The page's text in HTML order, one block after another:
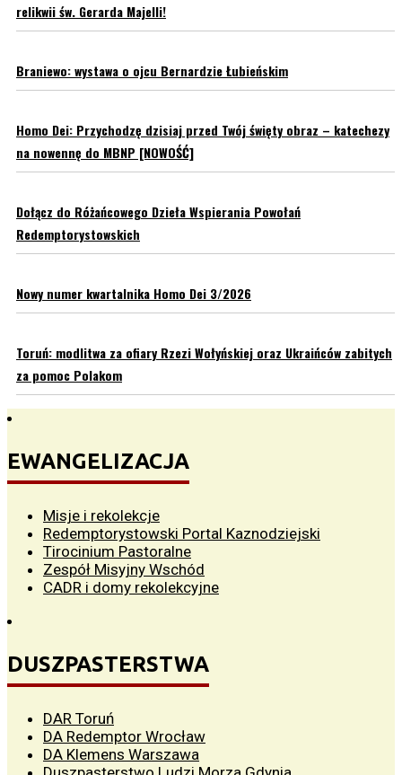
relikwii św. Gerarda Majelli!
Braniewo: wystawa o ojcu Bernardzie Łubieńskim
Homo Dei: Przychodzę dzisiaj przed Twój święty obraz – katechezy
na nowennę do MBNP [NOWOŚĆ]
Dołącz do Różańcowego Dzieła Wspierania Powołań
Redemptorystowskich
Nowy numer kwartalnika Homo Dei 3/2026
Toruń: modlitwa za ofiary Rzezi Wołyńskiej oraz Ukraińców zabitych
za pomoc Polakom
EWANGELIZACJA
Misje i rekolekcje
Redemptorystowski Portal Kaznodziejski
Tirocinium Pastoralne
Zespół Misyjny Wschód
CADR i domy rekolekcyjne
DUSZPASTERSTWA
DAR Toruń
DA Redemptor Wrocław
DA Klemens Warszawa